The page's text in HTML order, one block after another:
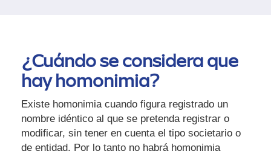
¿Cuándo se considera que
hay homonimia?
Existe homonimia cuando figura registrado un
nombre idéntico al que se pretenda registrar o
modificar, sin tener en cuenta el tipo societario o
de entidad. Por lo tanto no habrá homonimia